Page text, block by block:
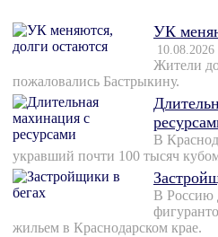
УК
10.08.2026
Жители
пожаловались Бастрыкину.
В
укравший почти 100 тысяч
В Россию
жильем в Краснодарском крае.